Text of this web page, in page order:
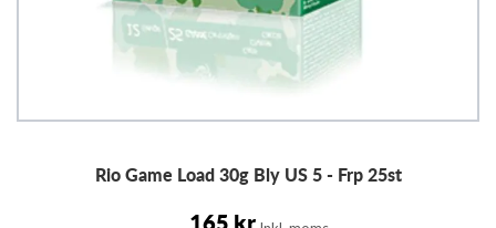
Rio Game Load 30g Bly US 5 - Frp 25st